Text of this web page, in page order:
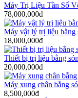
Máy Trị Liệu Tần Số
78,000,000đ
Máy vật lý trị liệu bằng
18,000,000đ
Thiết bị trị liệu bằng
20,000,000đ
Máy xung chân bằng
8,500,000đ